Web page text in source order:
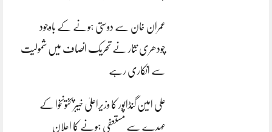
عمران خان سے دوستی ہونے کے باوجود
چودھری نثار نے تحریک انصاف میں شمولیت
سے انکاری رہے
علی امین گنڈاپور کا وزیراعلیٰ خیبرپختونخوا کے
عہدے سے مستعفی ہونے کا اعلان